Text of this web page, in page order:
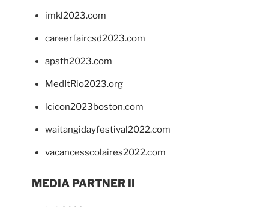
imkl2023.com
careerfaircsd2023.com
apsth2023.com
MedItRio2023.org
lcicon2023boston.com
waitangidayfestival2022.com
vacancesscolaires2022.com
MEDIA PARTNER II